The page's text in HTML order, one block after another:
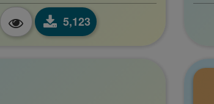
5,123